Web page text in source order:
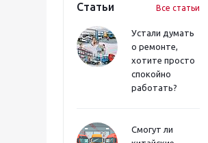
Статьи Все статьи
Устали думать
о ремонте,
хотите просто
спокойно
работать?
Смогут ли